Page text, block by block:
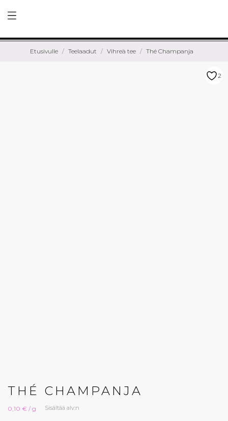
Etusivulle Teelaadut Vihreä tee Thé Champanja
2
THÉ CHAMPANJA
0,10 € / g Sisältää alv:n